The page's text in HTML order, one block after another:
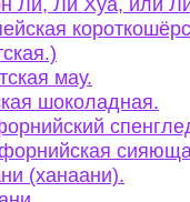
Ли, Ли Хуа, или
мау.
шоколадная.
(ханаани).